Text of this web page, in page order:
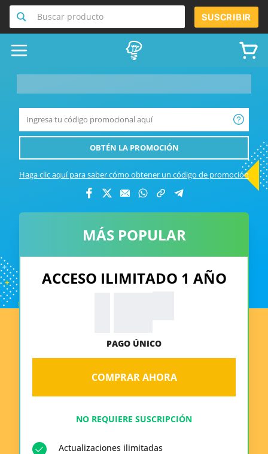
Buscar producto SUSCRIBIR
OBTÉN LA PROMOCIÓN
Haga clic aquí para saber cómo obtener un código de promoción
MÁS POPULAR
ACCESO ILIMITADO 1 AÑO
PAGO ÚNICO
COMPRAR AHORA
NO REQUIERE SUSCRIPCIÓN
Actualizaciones ilimitadas